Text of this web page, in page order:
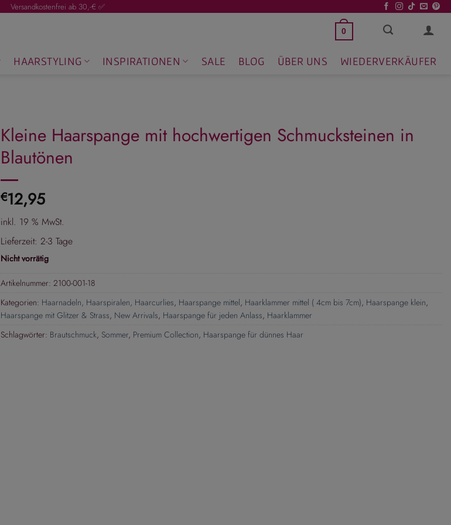
Versandkostenfrei ab 30,-€ ✅
0
HAARSTYLING INSPIRATIONEN SALE BLOG ÜBER UNS WIEDERVERKÄUFER
Kleine Haarspange mit hochwertigen Schmucksteinen in
Blautönen
€12,95
inkl. 19 % MwSt.
Lieferzeit: 2-3 Tage
Nicht vorrätig
Artikelnummer: 2100-001-18
Kategorien: Haarnadeln, Haarspiralen, Haarcurlies, Haarspange mittel, Haarklammer mittel ( 4cm bis 7cm), Haarspange klein,
Haarspange mit Glitzer & Strass, New Arrivals, Haarspange für jeden Anlass, Haarklammer
Schlagwörter: Brautschmuck, Sommer, Premium Collection, Haarspange für dünnes Haar